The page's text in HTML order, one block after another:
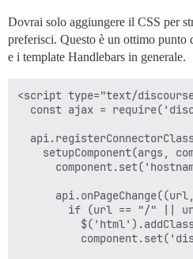
Dovrai solo aggiungere il CSS per
preferisci. Questo è un ottimo punto
e i template Handlebars in generale.
<script type="text/
const ajax =
setupComponent(args,
if (url == "/" ||